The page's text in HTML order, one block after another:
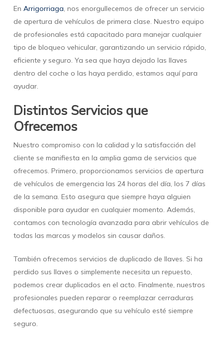
En Arrigorriaga, nos enorgullecemos de ofrecer un servicio
de apertura de vehículos de primera clase. Nuestro equipo
de profesionales está capacitado para manejar cualquier
tipo de bloqueo vehicular, garantizando un servicio rápido,
eficiente y seguro. Ya sea que haya dejado las llaves
dentro del coche o las haya perdido, estamos aquí para
ayudar.
Distintos Servicios que
Ofrecemos
Nuestro compromiso con la calidad y la satisfacción del
cliente se manifiesta en la amplia gama de servicios que
ofrecemos. Primero, proporcionamos servicios de apertura
de vehículos de emergencia las 24 horas del día, los 7 días
de la semana. Esto asegura que siempre haya alguien
disponible para ayudar en cualquier momento. Además,
contamos con tecnología avanzada para abrir vehículos de
todas las marcas y modelos sin causar daños.
También ofrecemos servicios de duplicado de llaves. Si ha
perdido sus llaves o simplemente necesita un repuesto,
podemos crear duplicados en el acto. Finalmente, nuestros
profesionales pueden reparar o reemplazar cerraduras
defectuosas, asegurando que su vehículo esté siempre
seguro.